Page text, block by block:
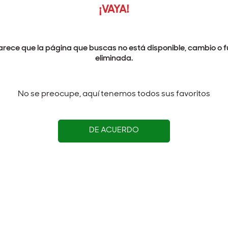
¡VAYA!
que la página que buscas no está disponible, cambio o
eliminada.
No se preocupe, aquí tenemos todos sus favoritos
DE ACUERDO